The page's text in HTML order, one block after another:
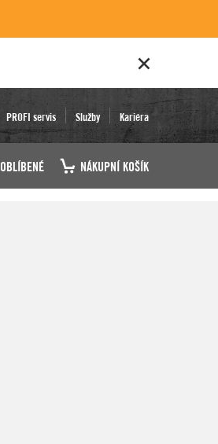
PROFI servis Služby Kariéra
OBLÍBENÉ NÁKUPNÍ KOŠÍK